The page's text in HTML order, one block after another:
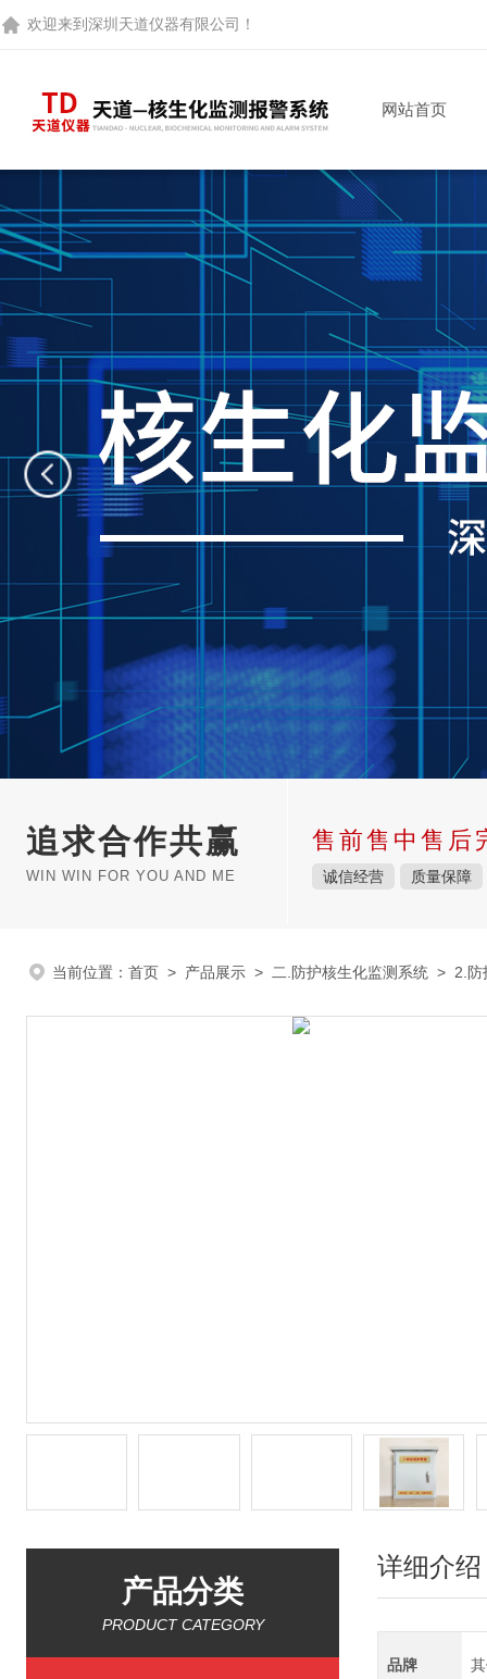
欢迎来到 深圳天道仪器有限公司 ！
网站首页
追求合作共赢
WIN WIN FOR YOU AND ME
售前售中售后
诚信经营 质量保障
当前位置： 首页 > 产品展示 > 二.防护核生化监测系统 > 2.防
产品分类
PRODUCT CATEGORY
详细介绍
品牌